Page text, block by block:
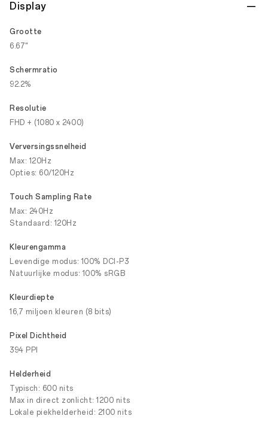
Display
Grootte
6.67"
Schermratio
92.2%
Resolutie
FHD + (1080 x 2400)
Verversingssnelheid
Max: 120Hz
Opties: 60/120Hz
Touch Sampling Rate
Max: 240Hz
Standaard: 120Hz
Kleurengamma
Levendige modus: 100% DCI-P3
Natuurlijke modus: 100% sRGB
Kleurdiepte
16,7 miljoen kleuren (8 bits)
Pixel Dichtheid
394 PPI
Helderheid
Typisch: 600 nits
Max in direct zonlicht: 1200 nits
Lokale piekhelderheid: 2100 nits